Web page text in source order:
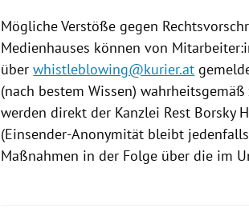
Mögliche Verstöße gegen
Medienhauses können von
überwhistleblowing@kurier.at
(nach bestem Wissen)
werden direkt der Kanzlei Rest Borsky
(Einsender-Anonymität bleibt
Maßnahmen in der Folge über die im